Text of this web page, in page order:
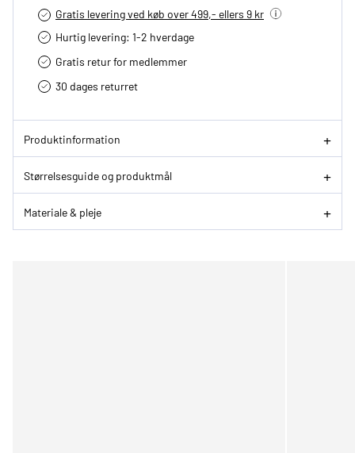
Gratis levering ved køb over 499,- ellers 9 kr
Hurtig levering­: 1-2 hverdage
Gratis retur for medlemmer
30 dages returret
Produktinformation
Størrelsesguide og produktmål
Materiale & pleje